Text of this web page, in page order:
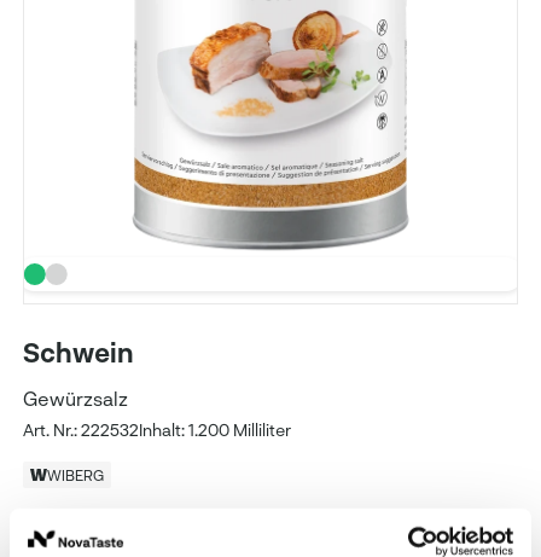
Schwein
Gewürzsalz
Art. Nr.: 222532Inhalt: 1.200 Milliliter
WIBERG
Preise und Verfügbarkeit sehen unsere